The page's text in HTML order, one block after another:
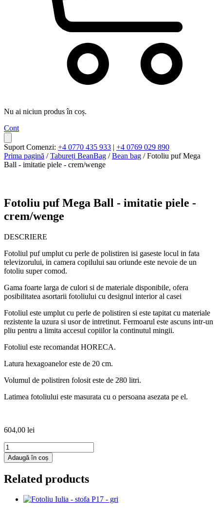
Nu ai niciun produs în coș.
Cont
Suport Comenzi: +4 0770 435 933 | +4 0769 029 890
Prima pagină /Tabureți BeanBag /Bean bag / Fotoliu puf Mega
Ball - imitatie piele - crem/wenge
Fotoliu puf Mega Ball - imitatie piele -
crem/wenge
DESCRIERE
Fotoliul puf umplut cu perle de polistiren isi gaseste locul in fata
televizorului, in camera copilului sau oriunde este nevoie de un
fotoliu super comod.
Gama foarte larga de culori si de materiale disponibile, ofera
posibilitatea asortarii fotoliului cu designul interior al casei
Fotoliul este umplut cu perle de polistiren si este tapitat cu materiale
rezistente la uzura si usor de intretinut. Fermoarul este ascuns intr-un
pliu pentru a limita accesul copiilor la continutul mingii.
Fotoliul este recomandat HORECA.
Latura hexagoanelor este de 20 cm.
Volumul de polistiren folosit este de 280 litri.
Latimea fotoliului este masurata cu o persoana asezata pe el.
604,00 lei
Cantitate
Fotoliu
puf
Ball
imitatie
Adaugă în coș
Related products